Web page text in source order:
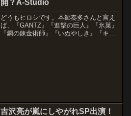
開？A-Studio
どうもヒロシです。本郷奏多さんと言え
ば、『GANTZ』『進撃の巨人』『氷菓』
『鋼の錬金術師』『いぬやしき』『キン
吉沢亮が嵐にしやがれSP出演！